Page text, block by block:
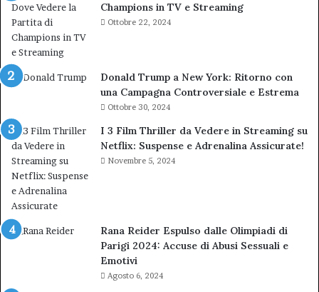
Champions in TV e Streaming
Ottobre 22, 2024
Donald Trump a New York: Ritorno con
una Campagna Controversiale e Estrema
Ottobre 30, 2024
I 3 Film Thriller da Vedere in Streaming su
Netflix: Suspense e Adrenalina Assicurate!
Novembre 5, 2024
Rana Reider Espulso dalle Olimpiadi di
Parigi 2024: Accuse di Abusi Sessuali e
Emotivi
Agosto 6, 2024